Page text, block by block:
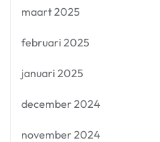
maart 2025
februari 2025
januari 2025
december 2024
november 2024